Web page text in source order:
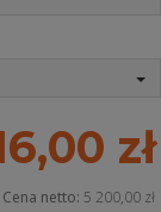
zł
Cena netto: 5 200,00 zł